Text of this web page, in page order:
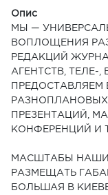
Опис
МЫ —
ВОПЛОЩЕНИЯ
РЕДАКЦИЙ
АГЕНТСТВ,
РАЗНОПЛАНОВЫХ
ПРЕЗЕНТАЦИЙ,
КОНФЕРЕНЦИЙ И
МАСШТАБЫ
РАЗМЕЩАТЬ
БОЛЬШАЯ В